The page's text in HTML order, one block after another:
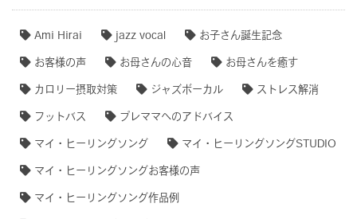
Ami Hirai jazz vocal お子さん誕生記念
お客様の声 お母さんの心音 お母さんを癒す
カロリー摂取対策 ジャズボーカル ストレス解消
フットバス プレママへのアドバイス
マイ・ヒーリングソング マイ・ヒーリングソングSTUDIO
マイ・ヒーリングソングお客様の声
マイ・ヒーリングソング作品例